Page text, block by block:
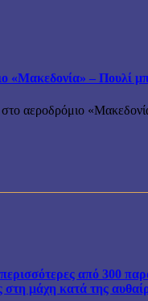
«Μακεδονία» – Πουλί
στο αεροδρόμιο
από 300
στη μάχη κατά της